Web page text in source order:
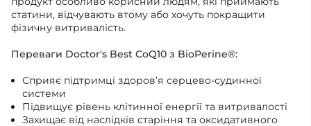
статини, відчувають втому або хочуть покращити
фізичну витривалість.
Переваги Doctor's Best CoQ10 з BioPerine®:
Сприяє підтримці здоров’я серцево-судинної
системи
Підвищує рівень клітинної енергії та витривалості
Захищає від наслідків старіння та оксидативного